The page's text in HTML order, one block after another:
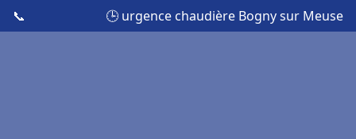
📞 🕒 urgence chaudière Bogny sur Meuse